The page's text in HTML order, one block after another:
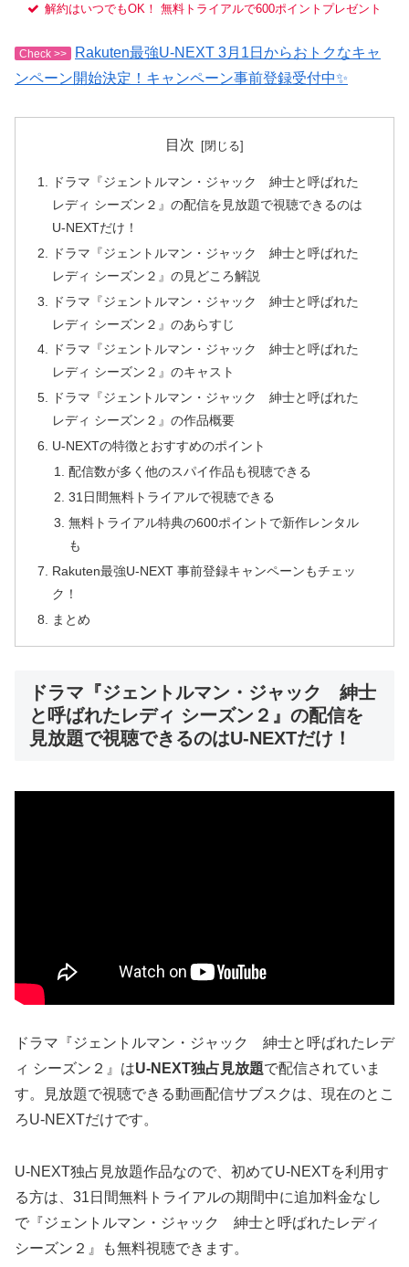
解約はいつでもOK！ 無料トライアルで600ポイントプレゼント
Check >>
Rakuten最強U-NEXT 3月1日からおトクなキャ
ンペーン開始決定！キャンペーン事前登録受付中✨
目次
ドラマ『ジェントルマン・ジャック 紳士と呼ばれた
レディ シーズン２』の配信を見放題で視聴できるのは
U-NEXTだけ！
ドラマ『ジェントルマン・ジャック 紳士と呼ばれた
レディ シーズン２』の見どころ解説
ドラマ『ジェントルマン・ジャック 紳士と呼ばれた
レディ シーズン２』のあらすじ
ドラマ『ジェントルマン・ジャック 紳士と呼ばれた
レディ シーズン２』のキャスト
ドラマ『ジェントルマン・ジャック 紳士と呼ばれた
レディ シーズン２』の作品概要
U-NEXTの特徴とおすすめのポイント
配信数が多く他のスパイ作品も視聴できる
31日間無料トライアルで視聴できる
無料トライアル特典の600ポイントで新作レンタル
も
Rakuten最強U-NEXT 事前登録キャンペーンもチェッ
ク！
まとめ
ドラマ『ジェントルマン・ジャック 紳士
と呼ばれたレディ シーズン２』の配信を
見放題で視聴できるのはU-NEXTだけ！
ドラマ『ジェントルマン・ジャック 紳士と呼ばれたレデ
ィ シーズン２』はU-NEXT独占見放題で配信されていま
す。見放題で視聴できる動画配信サブスクは、現在のとこ
ろU-NEXTだけです。
U-NEXT独占見放題作品なので、初めてU-NEXTを利用す
る方は、31日間無料トライアルの期間中に追加料金なし
で『ジェントルマン・ジャック 紳士と呼ばれたレディ
シーズン２』も無料視聴できます。